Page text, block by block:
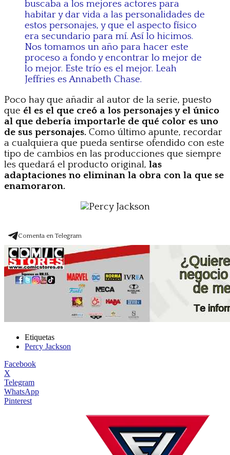
buscaba a los mejores actores para
habitar y dar vida a las personalidades de
estos personajes, y que el aspecto físico
era secundario para mí. Así lo hicimos.
Nos tomamos un año para hacer este
proceso a fondo y encontrar lo mejor de
lo mejor. Este trío es el mejor. Leah
Jeffries es Annabeth Chase.
Poco hay que añadir al autor de la serie, puesto
que él es el que creó a los personajes y el único
al que debería importarle de qué color es uno
de sus personajes. Como último apunte, recordar
a cualquiera que pueda sentirse ofendido con este
tipo de cambios en las producciones que siempre
les quedará el producto original, las
adaptaciones no eliminan la obra con la que se
enamoraron.
Comenta en Telegram
Etiquetas
Percy Jackson
Facebook
X
Telegram
WhatsApp
Pinterest